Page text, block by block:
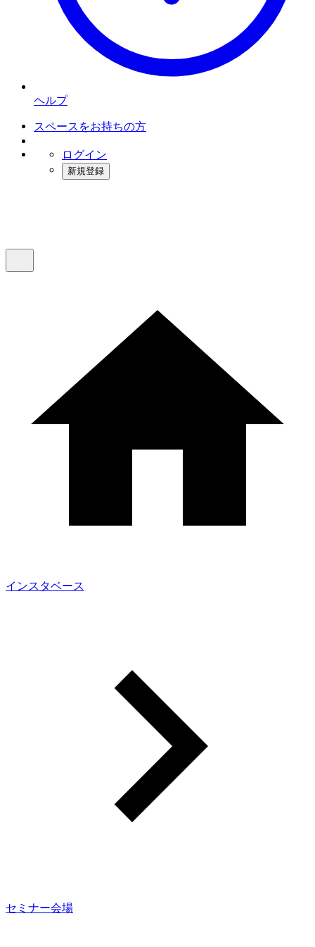
ヘルプ
スペースをお持ちの方
ログイン
新規登録
インスタベース
セミナー会場